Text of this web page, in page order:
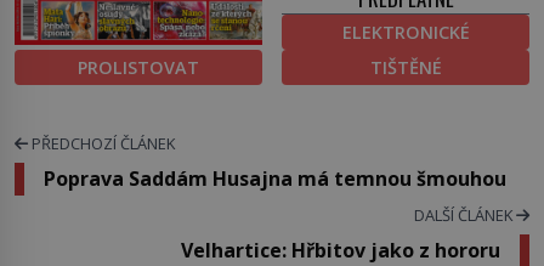
PROLISTOVAT
ELEKTRONICKÉ
TIŠTĚNÉ
PŘEDCHOZÍ ČLÁNEK
Poprava Saddám Husajna má temnou šmouhou
DALŠÍ ČLÁNEK
Velhartice: Hřbitov jako z hororu